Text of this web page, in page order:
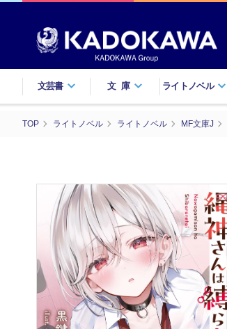
文芸書 文庫 ライトノベル
TOP ライトノベル ライトノベル MF文庫J